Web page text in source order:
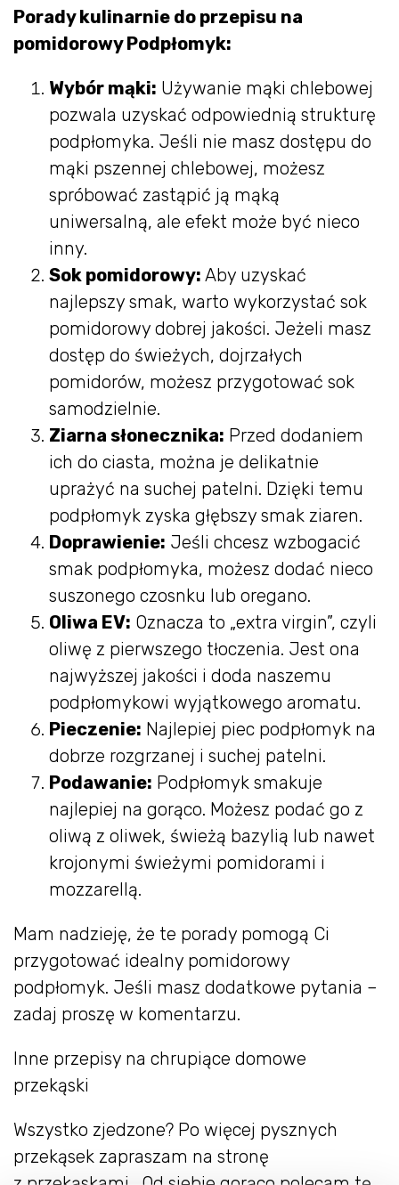
Porady kulinarnie do przepisu na
pomidorowy Podpłomyk:
Wybór mąki: Używanie mąki chlebowej
pozwala uzyskać odpowiednią strukturę
podpłomyka. Jeśli nie masz dostępu do
mąki pszennej chlebowej, możesz
spróbować zastąpić ją mąką
uniwersalną, ale efekt może być nieco
inny.
Sok pomidorowy: Aby uzyskać
najlepszy smak, warto wykorzystać sok
pomidorowy dobrej jakości. Jeżeli masz
dostęp do świeżych, dojrzałych
pomidorów, możesz przygotować sok
samodzielnie.
Ziarna słonecznika: Przed dodaniem
ich do ciasta, można je delikatnie
uprażyć na suchej patelni. Dzięki temu
podpłomyk zyska głębszy smak ziaren.
Doprawienie: Jeśli chcesz wzbogacić
smak podpłomyka, możesz dodać nieco
suszonego czosnku lub oregano.
Oliwa EV: Oznacza to „extra virgin”, czyli
oliwę z pierwszego tłoczenia. Jest ona
najwyższej jakości i doda naszemu
podpłomykowi wyjątkowego aromatu.
Pieczenie: Najlepiej piec podpłomyk na
dobrze rozgrzanej i suchej patelni.
Podawanie: Podpłomyk smakuje
najlepiej na gorąco. Możesz podać go z
oliwą z oliwek, świeżą bazylią lub nawet
krojonymi świeżymi pomidorami i
mozzarellą.
Mam nadzieję, że te porady pomogą Ci
przygotować idealny pomidorowy
podpłomyk. Jeśli masz dodatkowe pytania –
zadaj proszę w komentarzu.
Inne przepisy na chrupiące domowe
przekąski
Wszystko zjedzone? Po więcej pysznych
przekąsek zapraszam na stronę